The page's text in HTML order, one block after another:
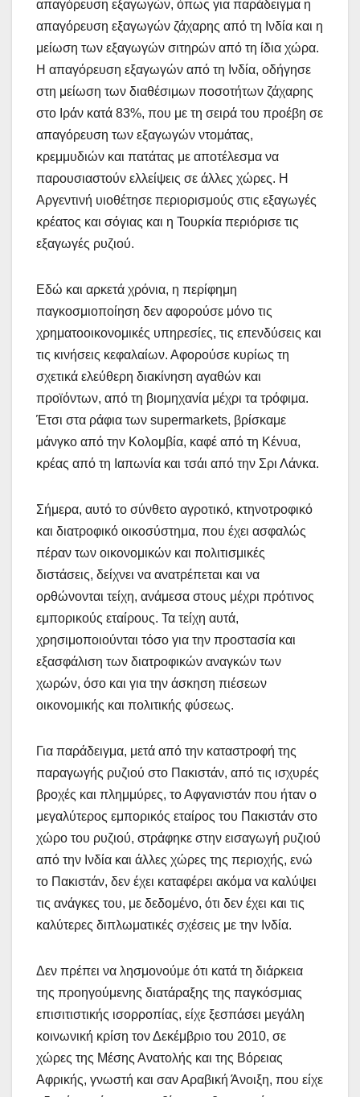
απαγόρευση εξαγωγών, όπως για παράδειγμα η
απαγόρευση εξαγωγών ζάχαρης από τη Ινδία και η
μείωση των εξαγωγών σιτηρών από τη ίδια χώρα.
Η απαγόρευση εξαγωγών από τη Ινδία, οδήγησε
στη μείωση των διαθέσιμων ποσοτήτων ζάχαρης
στο Ιράν κατά 83%, που με τη σειρά του προέβη σε
απαγόρευση των εξαγωγών ντομάτας,
κρεμμυδιών και πατάτας με αποτέλεσμα να
παρουσιαστούν ελλείψεις σε άλλες χώρες. Η
Αργεντινή υιοθέτησε περιορισμούς στις εξαγωγές
κρέατος και σόγιας και η Τουρκία περιόρισε τις
εξαγωγές ρυζιού.
Εδώ και αρκετά χρόνια, η περίφημη
παγκοσμιοποίηση δεν αφορούσε μόνο τις
χρηματοοικονομικές υπηρεσίες, τις επενδύσεις και
τις κινήσεις κεφαλαίων. Αφορούσε κυρίως τη
σχετικά ελεύθερη διακίνηση αγαθών και
προϊόντων, από τη βιομηχανία μέχρι τα τρόφιμα.
Έτσι στα ράφια των supermarkets, βρίσκαμε
μάνγκο από την Κολομβία, καφέ από τη Κένυα,
κρέας από τη Ιαπωνία και τσάι από την Σρι Λάνκα.
Σήμερα, αυτό το σύνθετο αγροτικό, κτηνοτροφικό
και διατροφικό οικοσύστημα, που έχει ασφαλώς
πέραν των οικονομικών και πολιτισμικές
διστάσεις, δείχνει να ανατρέπεται και να
ορθώνονται τείχη, ανάμεσα στους μέχρι πρότινος
εμπορικούς εταίρους. Τα τείχη αυτά,
χρησιμοποιούνται τόσο για την προστασία και
εξασφάλιση των διατροφικών αναγκών των
χωρών, όσο και για την άσκηση πιέσεων
οικονομικής και πολιτικής φύσεως.
Για παράδειγμα, μετά από την καταστροφή της
παραγωγής ρυζιού στο Πακιστάν, από τις ισχυρές
βροχές και πλημμύρες, το Αφγανιστάν που ήταν ο
μεγαλύτερος εμπορικός εταίρος του Πακιστάν στο
χώρο του ρυζιού, στράφηκε στην εισαγωγή ρυζιού
από την Ινδία και άλλες χώρες της περιοχής, ενώ
το Πακιστάν, δεν έχει καταφέρει ακόμα να καλύψει
τις ανάγκες του, με δεδομένο, ότι δεν έχει και τις
καλύτερες διπλωματικές σχέσεις με την Ινδία.
Δεν πρέπει να λησμονούμε ότι κατά τη διάρκεια
της προηγούμενης διατάραξης της παγκόσμιας
επισιτιστικής ισορροπίας, είχε ξεσπάσει μεγάλη
κοινωνική κρίση τον Δεκέμβριο του 2010, σε
χώρες της Μέσης Ανατολής και της Βόρειας
Αφρικής, γνωστή και σαν Αραβική Άνοιξη, που είχε